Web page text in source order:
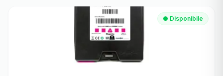
● Disponibile